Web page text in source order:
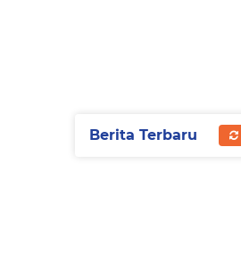
Berita Terbaru